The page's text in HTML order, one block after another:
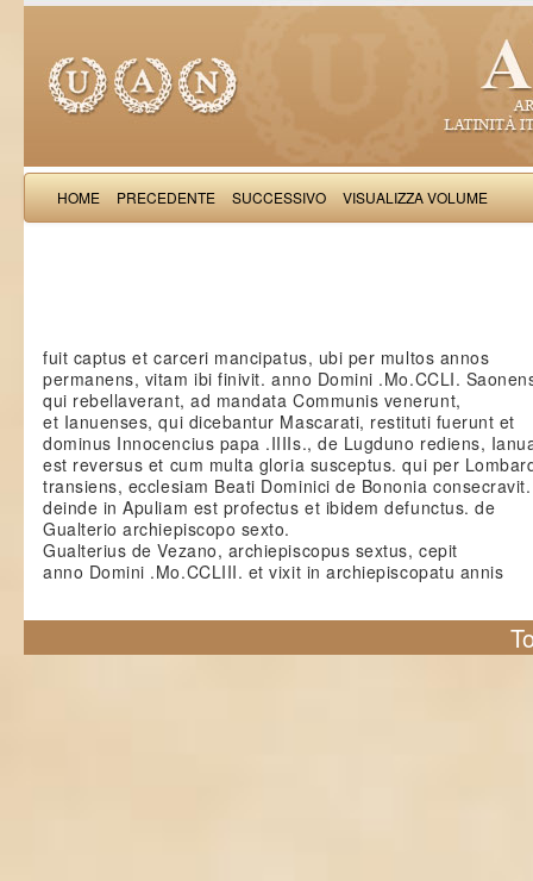
HOME PRECEDENTE SUCCESSIVO VISUALIZZA VOLUME
fuit captus et carceri mancipatus, ubi per multos annos
permanens, vitam ibi finivit. anno Domini .Mo.CCLI.
qui rebellaverant, ad mandata Communis venerunt,
et Ianuenses, qui dicebantur Mascarati, restituti fuerunt et
dominus Innocencius papa .IIIIs., de Lugduno rediens,
est reversus et cum multa gloria susceptus. qui per
transiens, ecclesiam Beati Dominici de Bononia consecravit.
deinde in Apuliam est profectus et ibidem defunctus. de
Gualterio archiepiscopo sexto.
Gualterius de Vezano, archiepiscopus sextus, cepit
anno Domini .Mo.CCLIII. et vixit in archiepiscopatu annis